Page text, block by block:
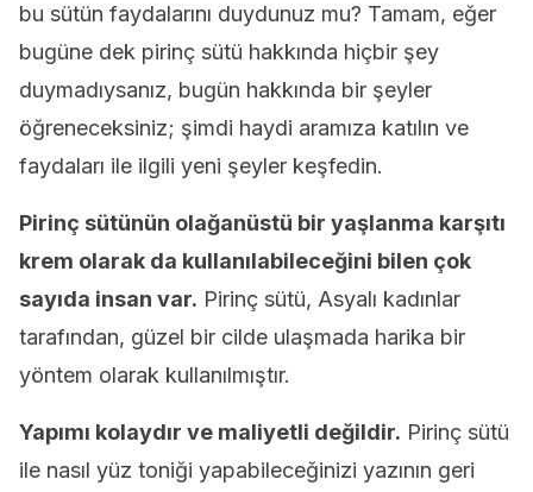
bu sütün faydalarını duydunuz mu? Tamam, eğer
bugüne dek pirinç sütü hakkında hiçbir şey
duymadıysanız, bugün hakkında bir şeyler
öğreneceksiniz; şimdi haydi aramıza katılın ve
faydaları ile ilgili yeni şeyler keşfedin.
Pirinç sütünün olağanüstü bir yaşlanma karşıtı
krem olarak da kullanılabileceğini bilen çok
sayıda insan var. Pirinç sütü, Asyalı kadınlar
tarafından, güzel bir cilde ulaşmada harika bir
yöntem olarak kullanılmıştır.
Yapımı kolaydır ve maliyetli değildir. Pirinç sütü
ile nasıl yüz toniği yapabileceğinizi yazının geri